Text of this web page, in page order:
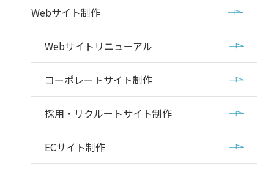
Webサイト制作
Webサイトリニューアル
コーポレートサイト制作
採用・リクルートサイト制作
ECサイト制作